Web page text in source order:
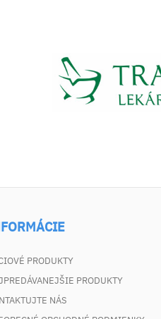
PRODUKTY
PRODUKTY
NÁS